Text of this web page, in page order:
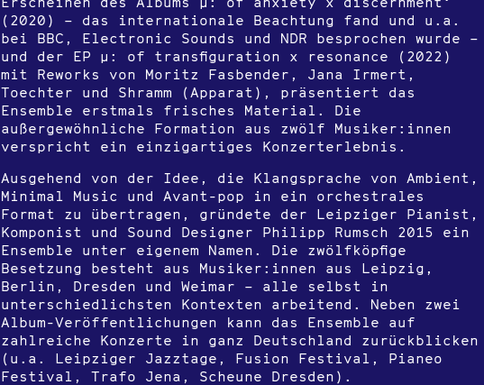
(2020) – das internationale Beachtung fand und u.a.
bei BBC, Electronic Sounds und NDR besprochen wurde –
und der EP µ: of transfiguration x resonance (2022)
mit Reworks von Moritz Fasbender, Jana Irmert,
Toechter und Shramm (Apparat), präsentiert das
Ensemble erstmals frisches Material. Die
außergewöhnliche Formation aus zwölf Musiker:innen
verspricht ein einzigartiges Konzerterlebnis.
Ausgehend von der Idee, die Klangsprache von Ambient,
Minimal Music und Avant-pop in ein orchestrales
Format zu übertragen, gründete der Leipziger Pianist,
Komponist und Sound Designer Philipp Rumsch 2015 ein
Ensemble unter eigenem Namen. Die zwölfköpfige
Besetzung besteht aus Musiker:innen aus Leipzig,
Berlin, Dresden und Weimar – alle selbst in
unterschiedlichsten Kontexten arbeitend. Neben zwei
Album-Veröffentlichungen kann das Ensemble auf
zahlreiche Konzerte in ganz Deutschland zurückblicken
(u.a. Leipziger Jazztage, Fusion Festival, Pianeo
Festival, Trafo Jena, Scheune Dresden).